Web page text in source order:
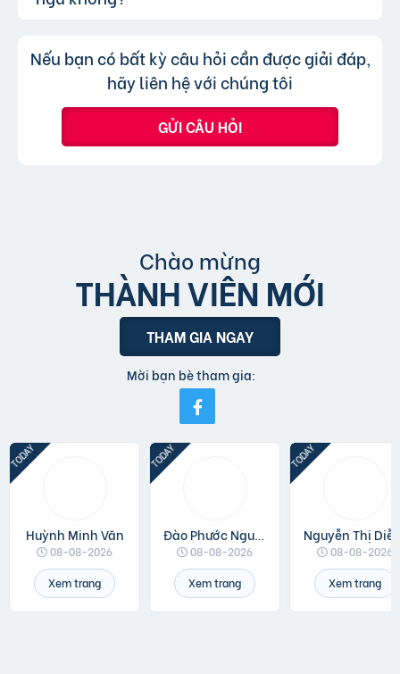
chuyên mục khác mà cần đăng tin mới.
bài đăng.
Trả lời:
Không, trang web chỉ chấp nhận các
tin đăng sử dụng tiếng Việt có dấu.
Nếu bạn có bất kỳ câu hỏi cần được giải đáp,
hãy liên hệ với chúng tôi
GỬI CÂU HỎI
Chào mừng
THÀNH VIÊN MỚI
THAM GIA NGAY
Mời bạn bè tham gia:
Huỳnh Minh Văn
08-08-2026
Xem trang
Đào Phước Nguyên
08-08-2026
Xem trang
08-08-2026
Xem trang